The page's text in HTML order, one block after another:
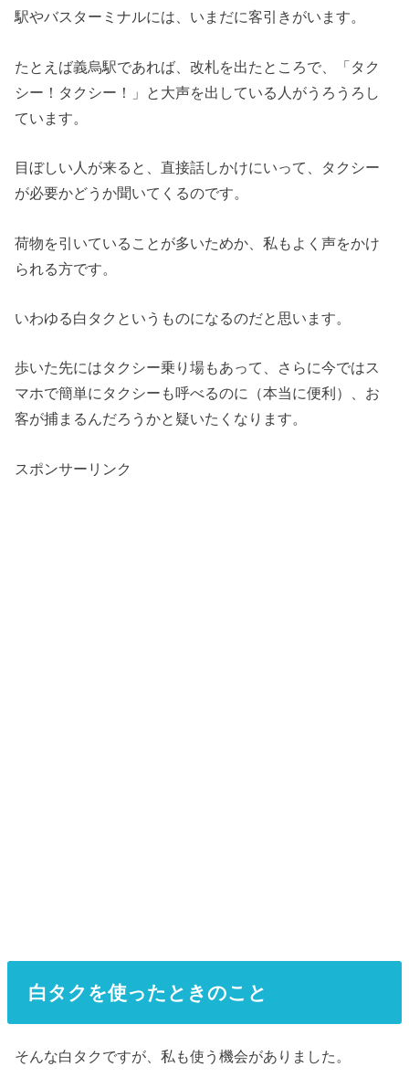
駅やバスターミナルには、いまだに客引きがいます。
たとえば義烏駅であれば、改札を出たところで、「タク
シー！タクシー！」と大声を出している人がうろうろし
ています。
目ぼしい人が来ると、直接話しかけにいって、タクシー
が必要かどうか聞いてくるのです。
荷物を引いていることが多いためか、私もよく声をかけ
られる方です。
いわゆる白タクというものになるのだと思います。
歩いた先にはタクシー乗り場もあって、さらに今ではス
マホで簡単にタクシーも呼べるのに（本当に便利）、お
客が捕まるんだろうかと疑いたくなります。
スポンサーリンク
白タクを使ったときのこと
そんな白タクですが、私も使う機会がありました。